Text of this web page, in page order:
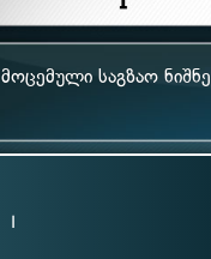
მოცემული საგზაო
I